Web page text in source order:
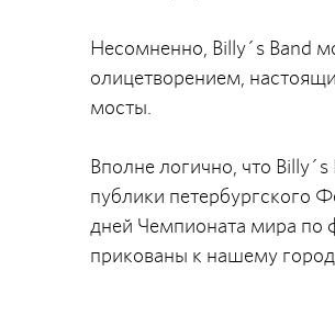
Несомненно, Billy´s Band
олицетворением,
мосты.
Вполне логично, что
публики петербургского
дней Чемпионата мира по
прикованы к нашему